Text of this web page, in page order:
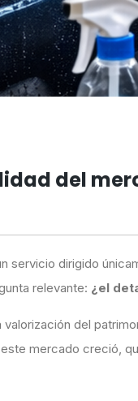
del
servicio dirigido
relevante: ¿el
del
mercado creció,